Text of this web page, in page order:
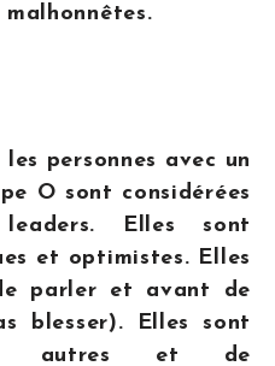
malhonnêtes.
personnes avec un
O sont considérées
Elles sont
et optimistes. Elles
parler et avant de
blesser). Elles sont
autres et de